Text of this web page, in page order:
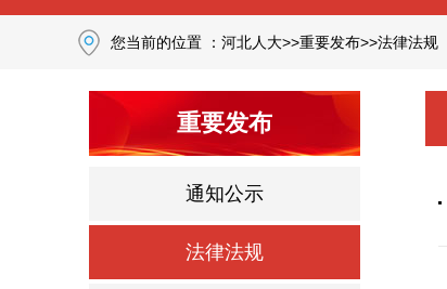
您当前的位置 ： 河北人大>>重要发布>>法律法规
重要发布
通知公示
法律法规